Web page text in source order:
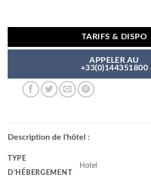
TARIFS & DISPO
APPELER AU
+33(0)144351800
Description de l'hôtel :
TYPE
D'HÉBERGEMENT
Hotel